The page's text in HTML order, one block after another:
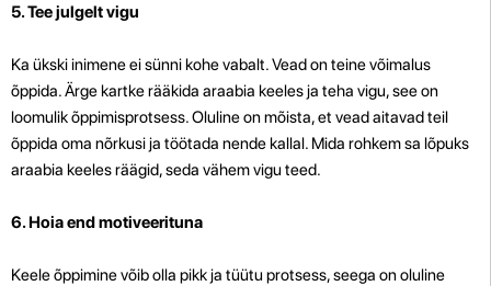
5. Tee julgelt vigu
Ka ükski inimene ei sünni kohe vabalt. Vead on teine võimalus
õppida. Ärge kartke rääkida araabia keeles ja teha vigu, see on
loomulik õppimisprotsess. Oluline on mõista, et vead aitavad teil
õppida oma nõrkusi ja töötada nende kallal. Mida rohkem sa lõpuks
araabia keeles räägid, seda vähem vigu teed.
6. Hoia end motiveerituna
Keele õppimine võib olla pikk ja tüütu protsess, seega on oluline